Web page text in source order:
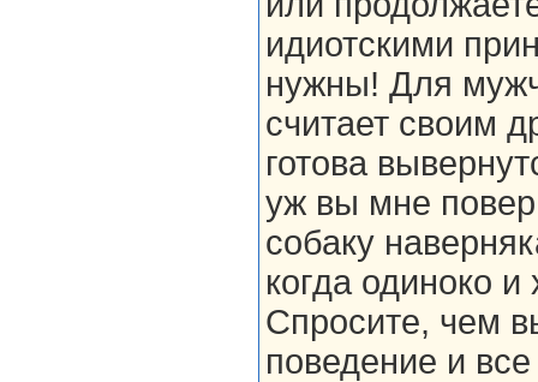
идиотскими
нужны! Для
считает своим
готова
уж вы мне
собаку
когда одиноко
Спросите, чем
поведение и